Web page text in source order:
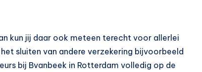
kun jij daar ook meteen terecht voor allerlei
sluiten van andere verzekering bijvoorbeeld
bij Bvanbeek in Rotterdam volledig op de